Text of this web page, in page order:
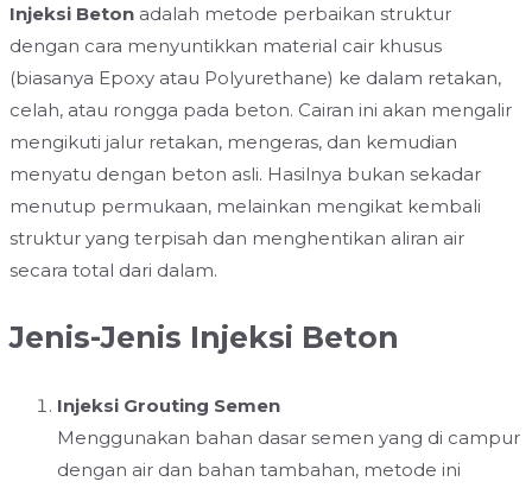
Injeksi Beton adalah metode perbaikan struktur
dengan cara menyuntikkan material cair khusus
(biasanya Epoxy atau Polyurethane) ke dalam retakan,
celah, atau rongga pada beton. Cairan ini akan mengalir
mengikuti jalur retakan, mengeras, dan kemudian
menyatu dengan beton asli. Hasilnya bukan sekadar
menutup permukaan, melainkan mengikat kembali
struktur yang terpisah dan menghentikan aliran air
secara total dari dalam.
Jenis-Jenis Injeksi Beton
Injeksi Grouting Semen
Menggunakan bahan dasar semen yang di campur
dengan air dan bahan tambahan, metode ini